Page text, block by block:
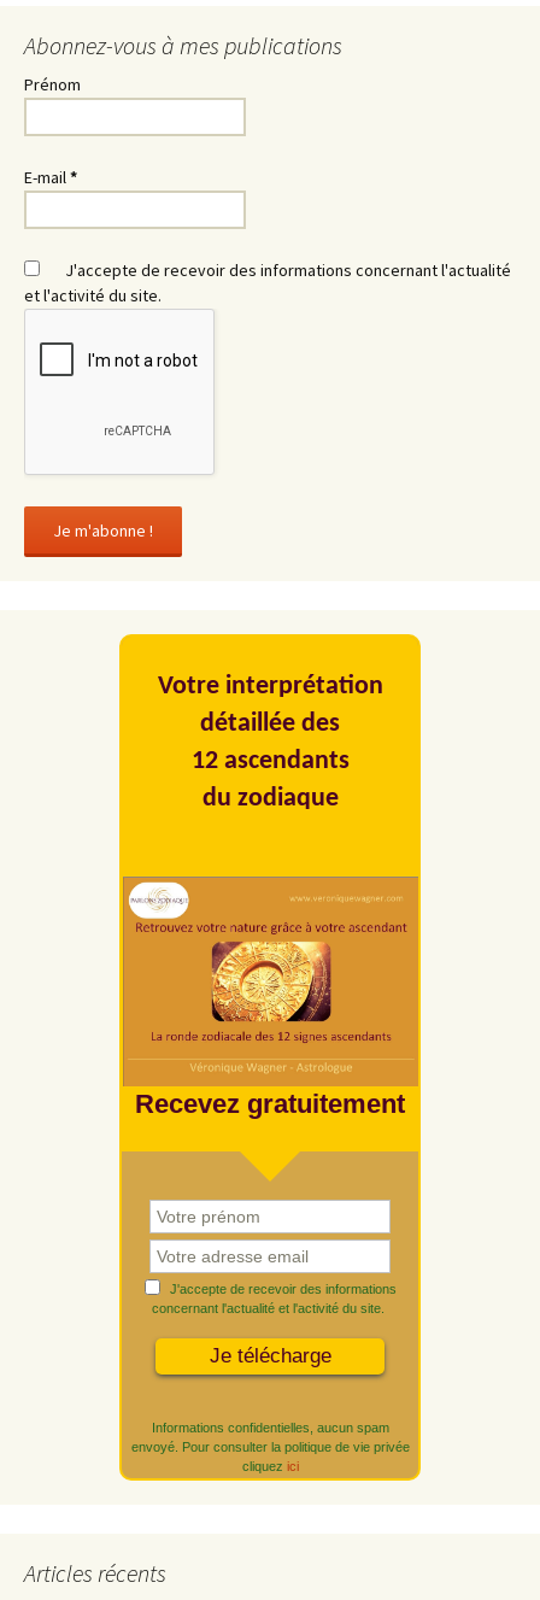
Abonnez-vous à mes publications
Prénom
E-mail*
J'accepte de recevoir des informations concernant l'actualité
et l'activité du site.
Votre interprétation
détaillée des
12 ascendants
du zodiaque
Recevez gratuitement
J'accepte de recevoir des informations
concernant l'actualité et l'activité du site.
Informations confidentielles, aucun spam
envoyé. Pour consulter la politique de vie privée
cliquez ici
Articles récents